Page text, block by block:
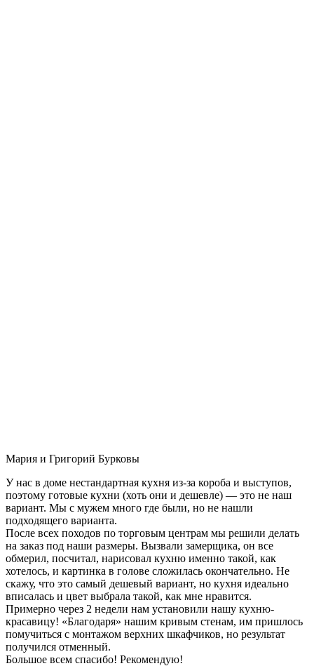
Мария и Григорий Бурковы
У нас в доме нестандартная кухня из-за короба и выступов,
поэтому готовые кухни (хоть они и дешевле) — это не наш
вариант. Мы с мужем много где были, но не нашли
подходящего варианта.
После всех походов по торговым центрам мы решили делать
на заказ под наши размеры. Вызвали замерщика, он все
обмерил, посчитал, нарисовал кухню именно такой, как
хотелось, и картинка в голове сложилась окончательно. Не
скажу, что это самый дешевый вариант, но кухня идеально
вписалась и цвет выбрала такой, как мне нравится.
Примерно через 2 недели нам установили нашу кухню-
красавицу! «Благодаря» нашим кривым стенам, им пришлось
помучиться с монтажом верхних шкафчиков, но результат
получился отменный.
Большое всем спасибо! Рекомендую!